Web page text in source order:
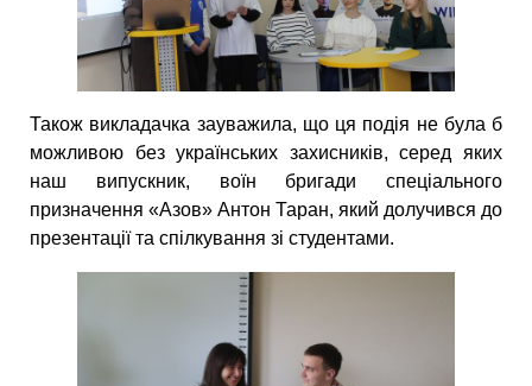
Також викладачка зауважила, що ця подія не була б
можливою без українських захисників, серед яких
наш випускник, воїн бригади спеціального
призначення «Азов» Антон Таран, який долучився до
презентації та спілкування зі студентами.